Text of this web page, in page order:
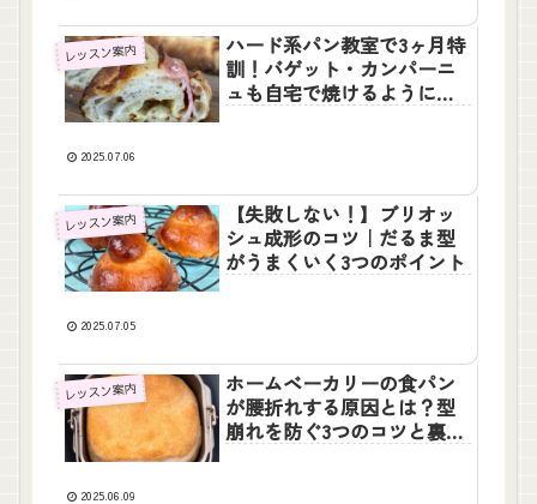
レッスン案内
ハード系パン教室で3ヶ月特
訓！バゲット・カンパーニ
ュも自宅で焼けるようにな
2025.07.06
レッスン案内
【失敗しない！】ブリオッ
シュ成形のコツ｜だるま型
がうまくいく3つのポイント
2025.07.05
レッスン案内
ホームベーカリーの食パン
が腰折れする原因とは？型
崩れを防ぐ3つのコツと裏ワ
2025.06.09